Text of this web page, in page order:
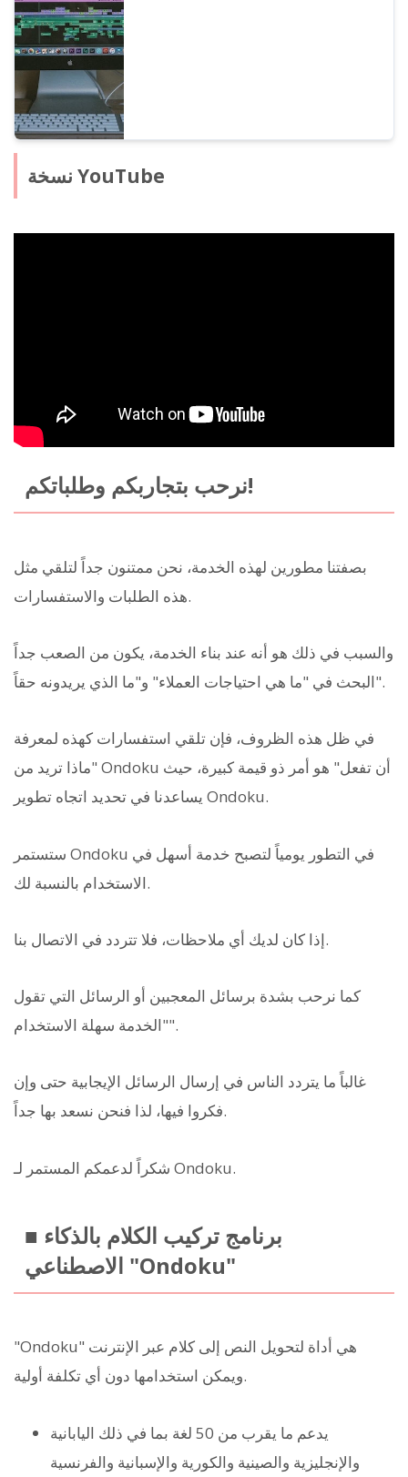
نسخة YouTube
نرحب بتجاربكم وطلباتكم!
بصفتنا مطورين لهذه الخدمة، نحن ممتنون جداً لتلقي مثل
هذه الطلبات والاستفسارات.
والسبب في ذلك هو أنه عند بناء الخدمة، يكون من الصعب جداً
البحث في "ما هي احتياجات العملاء" و"ما الذي يريدونه حقاً".
في ظل هذه الظروف، فإن تلقي استفسارات كهذه لمعرفة
"ماذا تريد من Ondoku أن تفعل" هو أمر ذو قيمة كبيرة، حيث
يساعدنا في تحديد اتجاه تطوير Ondoku.
ستستمر Ondoku في التطور يومياً لتصبح خدمة أسهل في
الاستخدام بالنسبة لك.
إذا كان لديك أي ملاحظات، فلا تتردد في الاتصال بنا.
كما نرحب بشدة برسائل المعجبين أو الرسائل التي تقول
"الخدمة سهلة الاستخدام".
غالباً ما يتردد الناس في إرسال الرسائل الإيجابية حتى وإن
فكروا فيها، لذا فنحن نسعد بها جداً.
شكراً لدعمكم المستمر لـ Ondoku.
■ برنامج تركيب الكلام بالذكاء
الاصطناعي "Ondoku"
"Ondoku" هي أداة لتحويل النص إلى كلام عبر الإنترنت
ويمكن استخدامها دون أي تكلفة أولية.
يدعم ما يقرب من 50 لغة بما في ذلك اليابانية
والإنجليزية والصينية والكورية والإسبانية والفرنسية